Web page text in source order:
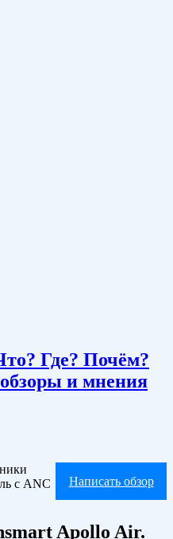
Где? Почём?
и мнения
Написать обзор
с ANC
Apollo Air.